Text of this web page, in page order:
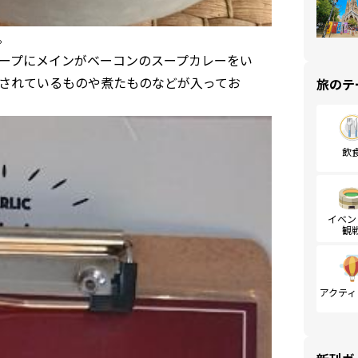
プにメインがベーコンのスープカレーをい
れているものや煮たものなどが入ってお
旅の
飲
イベ
観
アクテ